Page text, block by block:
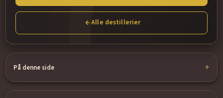
Alle destillerier
På denne side